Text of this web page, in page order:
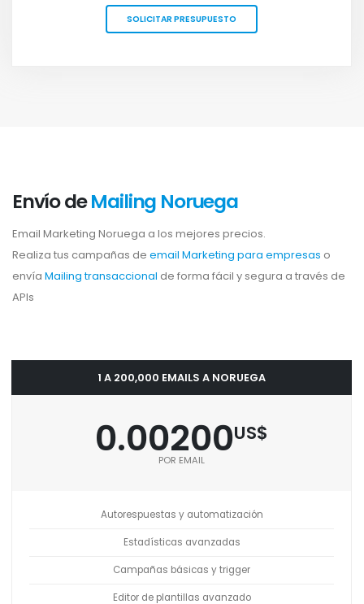
SOLICITAR PRESUPUESTO
Envío deMailing Noruega
Email Marketing Noruega a los mejores precios.
Realiza tus campañas de email Marketing para empresas o
envía Mailing transaccional de forma fácil y segura a través de
APIs
1 A 200,000 EMAILS A NORUEGA
0.00200US$
POR EMAIL
Autorespuestas y automatización
Estadísticas avanzadas
Campañas básicas y trigger
Editor de plantillas avanzado